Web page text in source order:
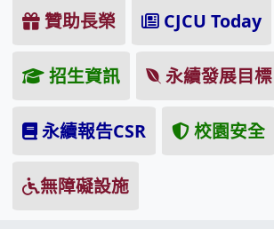
贊助長榮 CJCU Today
招生資訊 永續發展目標
永續報告CSR 校園安全
無障礙設施